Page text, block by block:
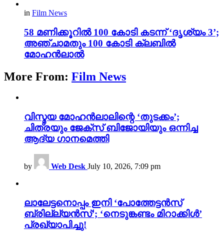
in Film News
58 മണിക്കൂറിൽ 100 കോടി കടന്ന് ‘ദൃശ്യം 3’;
അഞ്ചാമതും 100 കോടി ക്ലബിൽ
മോഹൻലാൽ
More From: Film News
വിസ്മയ മോഹൻലാലിന്റെ ‘തുടക്കം’;
ചിത്രയും ജേക്സ് ബിജോയിയും ഒന്നിച്ച
ആദ്യ ഗാനമെത്തി
by Web Desk July 10, 2026, 7:09 pm
ലാലേട്ടനൊപ്പം ഇനി ‘പോത്തേട്ടൻസ്
ബ്രില്ല്യൻസ്’; ‘നെടുങ്കണ്ടം മിറാക്കിൾ’
പ്രഖ്യാപിച്ചു!